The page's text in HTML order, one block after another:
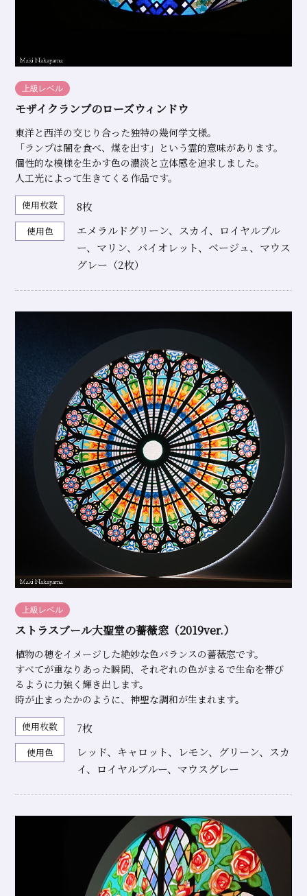
上級レベル
モザイクランプのローズウィンドウ
東洋と西洋の交じり合った独特の幾何学文様。
「ランプは闇を食べ、煤を出す」という霊的意味があります。
個性的な模様を生かす色の濃淡と立体感を追求しました。
人工光によって生きてくる作品です。
使用枚数 8枚
使用色
エメラルドグリーン、スカイ、ロイヤルブル
ー、マリン、バイオレット、ベージュ、マウス
グレー（2枚）
上級レベル
ストラスブール大聖堂の薔薇窓（2019ver.）
植物の穂をイメージした絶妙な色バランスの薔薇窓です。
すべてが重なりあった瞬間、それぞれの色がまるで生命を帯び
るように力強く輝き出します。
時が止まったかのように、神聖な調和が生まれます。
使用枚数 7枚
使用色
レッド、キャロット、レモン、グリーン、スカ
イ、ロイヤルブルー、マウスグレー